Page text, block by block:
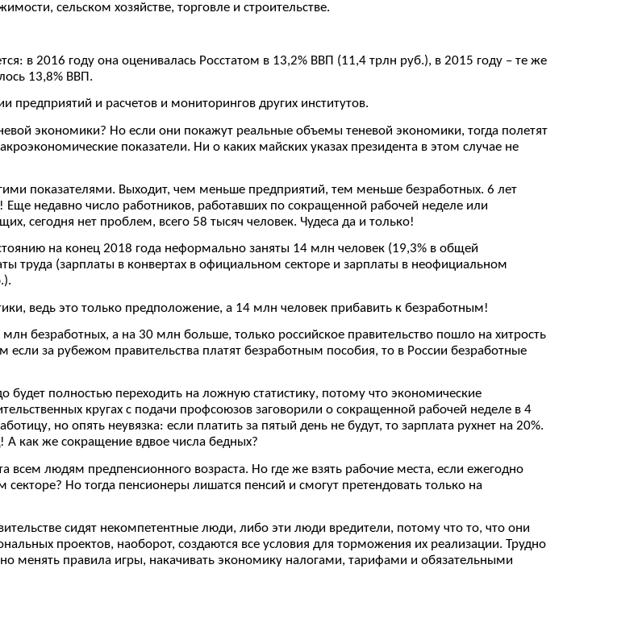
сельском хозяйстве, торговле и строительстве.
в 2016 году она оценивалась Росстатом в 13,2% ВВП (11,4 трлн руб.), в 2015 году – те же
13,8% ВВП.
и расчетов и мониторингов других институтов.
экономики? Но если они покажут реальные объемы теневой экономики, тогда полетят
показатели. Ни о каких майских указах президента в этом случае не
показателями. Выходит, чем меньше предприятий, тем меньше безработных. 6 лет
недавно число работников, работавших по сокращенной рабочей неделе или
сегодня нет проблем, всего 58 тысяч человек. Чудеса да и только!
на конец 2018 года неформально заняты 14 млн человек (19,3% в общей
труда (зарплаты в конвертах в официальном секторе и зарплаты в неофициальном
ведь это только предположение, а 14 млн человек прибавить к безработным!
безработных, а на 30 млн больше, только российское правительство пошло на хитрость
за рубежом правительства платят безработным пособия, то в России безработные
будет полностью переходить на ложную статистику, потому что экономические
кругах с подачи профсоюзов заговорили о сокращенной рабочей неделе в 4
но опять неувязка: если платить за пятый день не будут, то зарплата рухнет на 20%.
А как же сокращение вдвое числа бедных?
людям предпенсионного возраста. Но где же взять рабочие места, если ежегодно
Но тогда пенсионеры лишатся пенсий и смогут претендовать только на
сидят некомпетентные люди, либо эти люди вредители, потому что то, что они
проектов, наоборот, создаются все условия для торможения их реализации. Трудно
менять правила игры, накачивать экономику налогами, тарифами и обязательными